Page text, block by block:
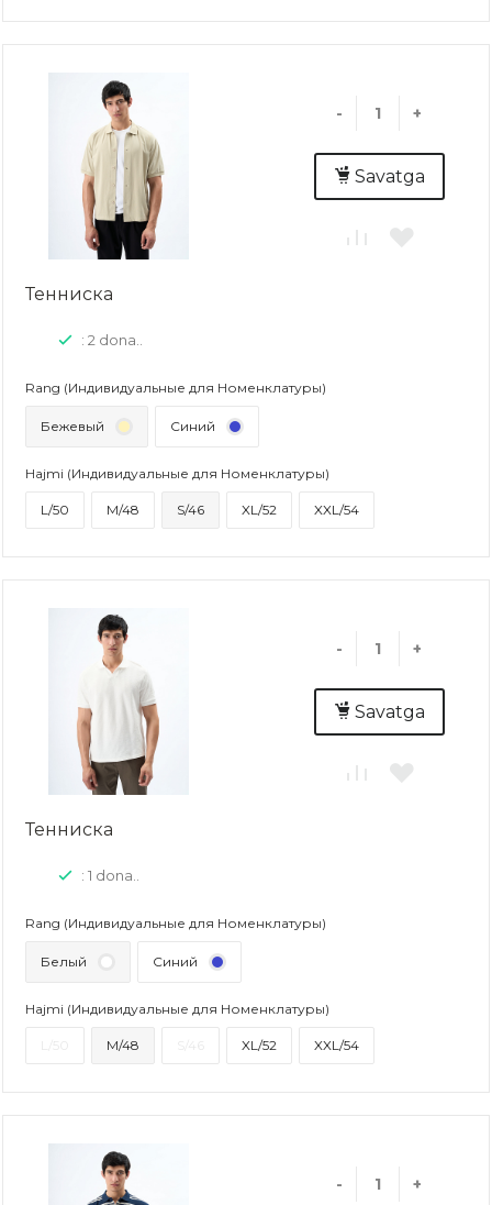
- +
Savatga
Тенниска
: 2 dona..
Rang (Индивидуальные для Номенклатуры)
Бежевый Синий
Hajmi (Индивидуальные для Номенклатуры)
L/50 M/48 S/46 XL/52 XXL/54
- +
Savatga
Тенниска
: 1 dona..
Rang (Индивидуальные для Номенклатуры)
Белый Синий
Hajmi (Индивидуальные для Номенклатуры)
M/48 XL/52 XXL/54
- +